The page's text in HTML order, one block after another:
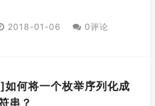
2018-01-06
0评论
何将一个枚举序列化成
串？